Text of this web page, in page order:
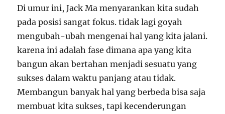
Di umur ini, Jack Ma menyarankan kita sudah
pada posisi sangat fokus. tidak lagi goyah
mengubah-ubah mengenai hal yang kita jalani.
karena ini adalah fase dimana apa yang kita
bangun akan bertahan menjadi sesuatu yang
sukses dalam waktu panjang atau tidak.
Membangun banyak hal yang berbeda bisa saja
membuat kita sukses, tapi kecenderungan